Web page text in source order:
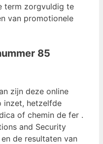
term zorgvuldig te
van promotionele
85
zijn deze online
inzet, hetzelfde
of chemin de fer .
and Security
de resultaten van